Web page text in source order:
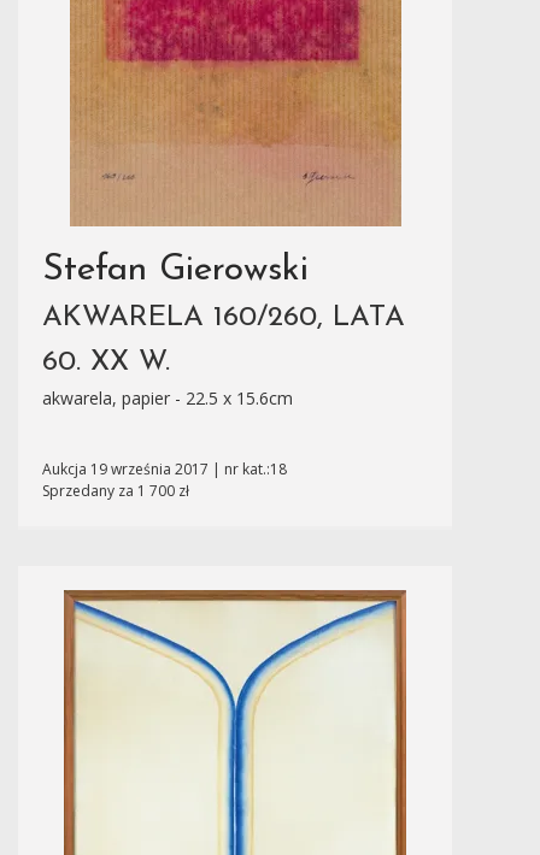
Stefan Gierowski
AKWARELA 160/260, LATA
60. XX W.
akwarela, papier - 22.5 x 15.6cm
Aukcja 19 września 2017 | nr kat.:18
Sprzedany za 1 700 zł